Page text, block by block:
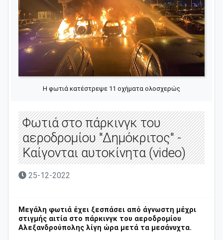
Η φωτιά κατέστρεψε 11 οχήματα ολοσχερώς
Φωτιά στο πάρκινγκ του
αεροδρομίου "Δημόκριτος" -
Καίγονται αυτοκίνητα (video)
25-12-2022
Μεγάλη φωτιά έχει ξεσπάσει από άγνωστη μέχρι
στιγμής αιτία στο πάρκινγκ του αεροδρομίου
Αλεξανδρούπολης λίγη ώρα μετά τα μεσάνυχτα.